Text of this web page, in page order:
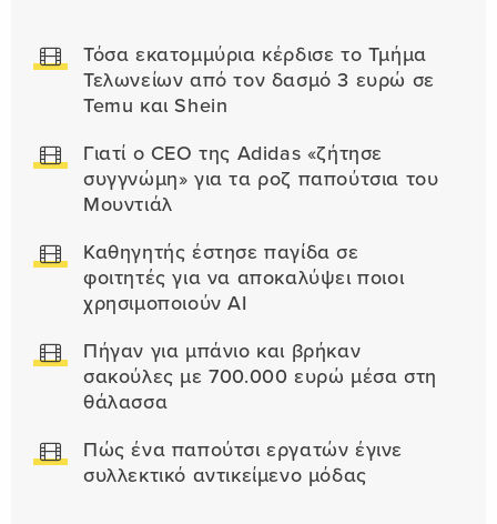
Τόσα εκατομμύρια κέρδισε το Τμήμα
Τελωνείων από τον δασμό 3 ευρώ σε
Temu και Shein
Γιατί ο CEO της Adidas «ζήτησε
συγγνώμη» για τα ροζ παπούτσια του
Μουντιάλ
Καθηγητής έστησε παγίδα σε
φοιτητές για να αποκαλύψει ποιοι
χρησιμοποιούν AI
Πήγαν για μπάνιο και βρήκαν
σακούλες με 700.000 ευρώ μέσα στη
θάλασσα
Πώς ένα παπούτσι εργατών έγινε
συλλεκτικό αντικείμενο μόδας